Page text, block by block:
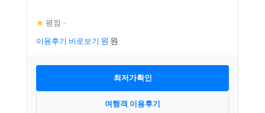
★ 평점 –
이용후기 바로보기
최저가확인
여행객 이용후기